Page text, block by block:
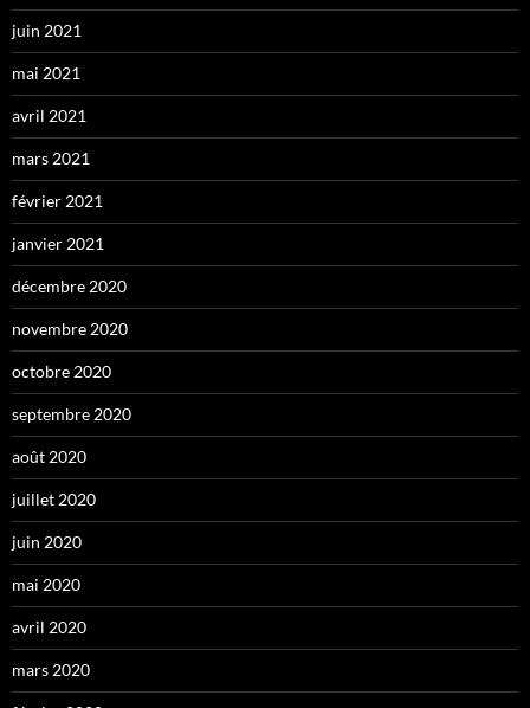
juin 2021
mai 2021
avril 2021
mars 2021
février 2021
janvier 2021
décembre 2020
novembre 2020
octobre 2020
septembre 2020
août 2020
juillet 2020
juin 2020
mai 2020
avril 2020
mars 2020